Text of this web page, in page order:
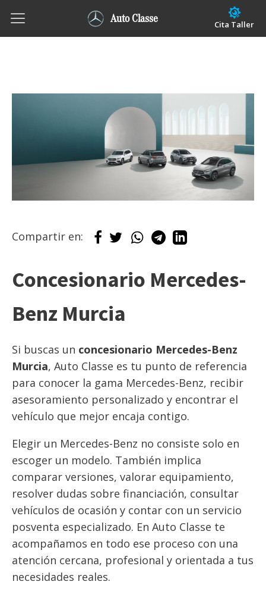
Auto Classe Cita Taller
Compartir en:
Concesionario Mercedes-
Benz Murcia
Si buscas un concesionario Mercedes-Benz
Murcia, Auto Classe es tu punto de referencia
para conocer la gama Mercedes-Benz, recibir
asesoramiento personalizado y encontrar el
vehículo que mejor encaja contigo.
Elegir un Mercedes-Benz no consiste solo en
escoger un modelo. También implica
comparar versiones, valorar equipamiento,
resolver dudas sobre financiación, consultar
vehículos de ocasión y contar con un servicio
posventa especializado. En Auto Classe te
acompañamos en todo ese proceso con una
atención cercana, profesional y orientada a tus
necesidades reales.